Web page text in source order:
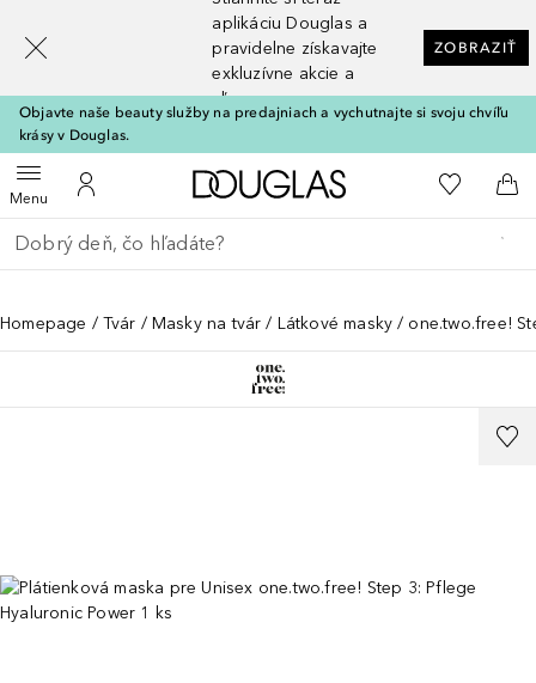
aplikáciu Douglas a
pravidelne získavajte
exkluzívne akcie a
zľavy
ZOBRAZIŤ
Objavte naše beauty služby na predajniach a vychutnajte si svoju chvíľu
krásy v Douglas.
MenuOtvoriť menuDo môjho účtu
Domov Do môjho
Do
Choď späť
Vykonajte vyhľadávanie
Homepage Tvár Masky na tvár Látkové masky one.two.free!
[navigation.slideout.screenreader]